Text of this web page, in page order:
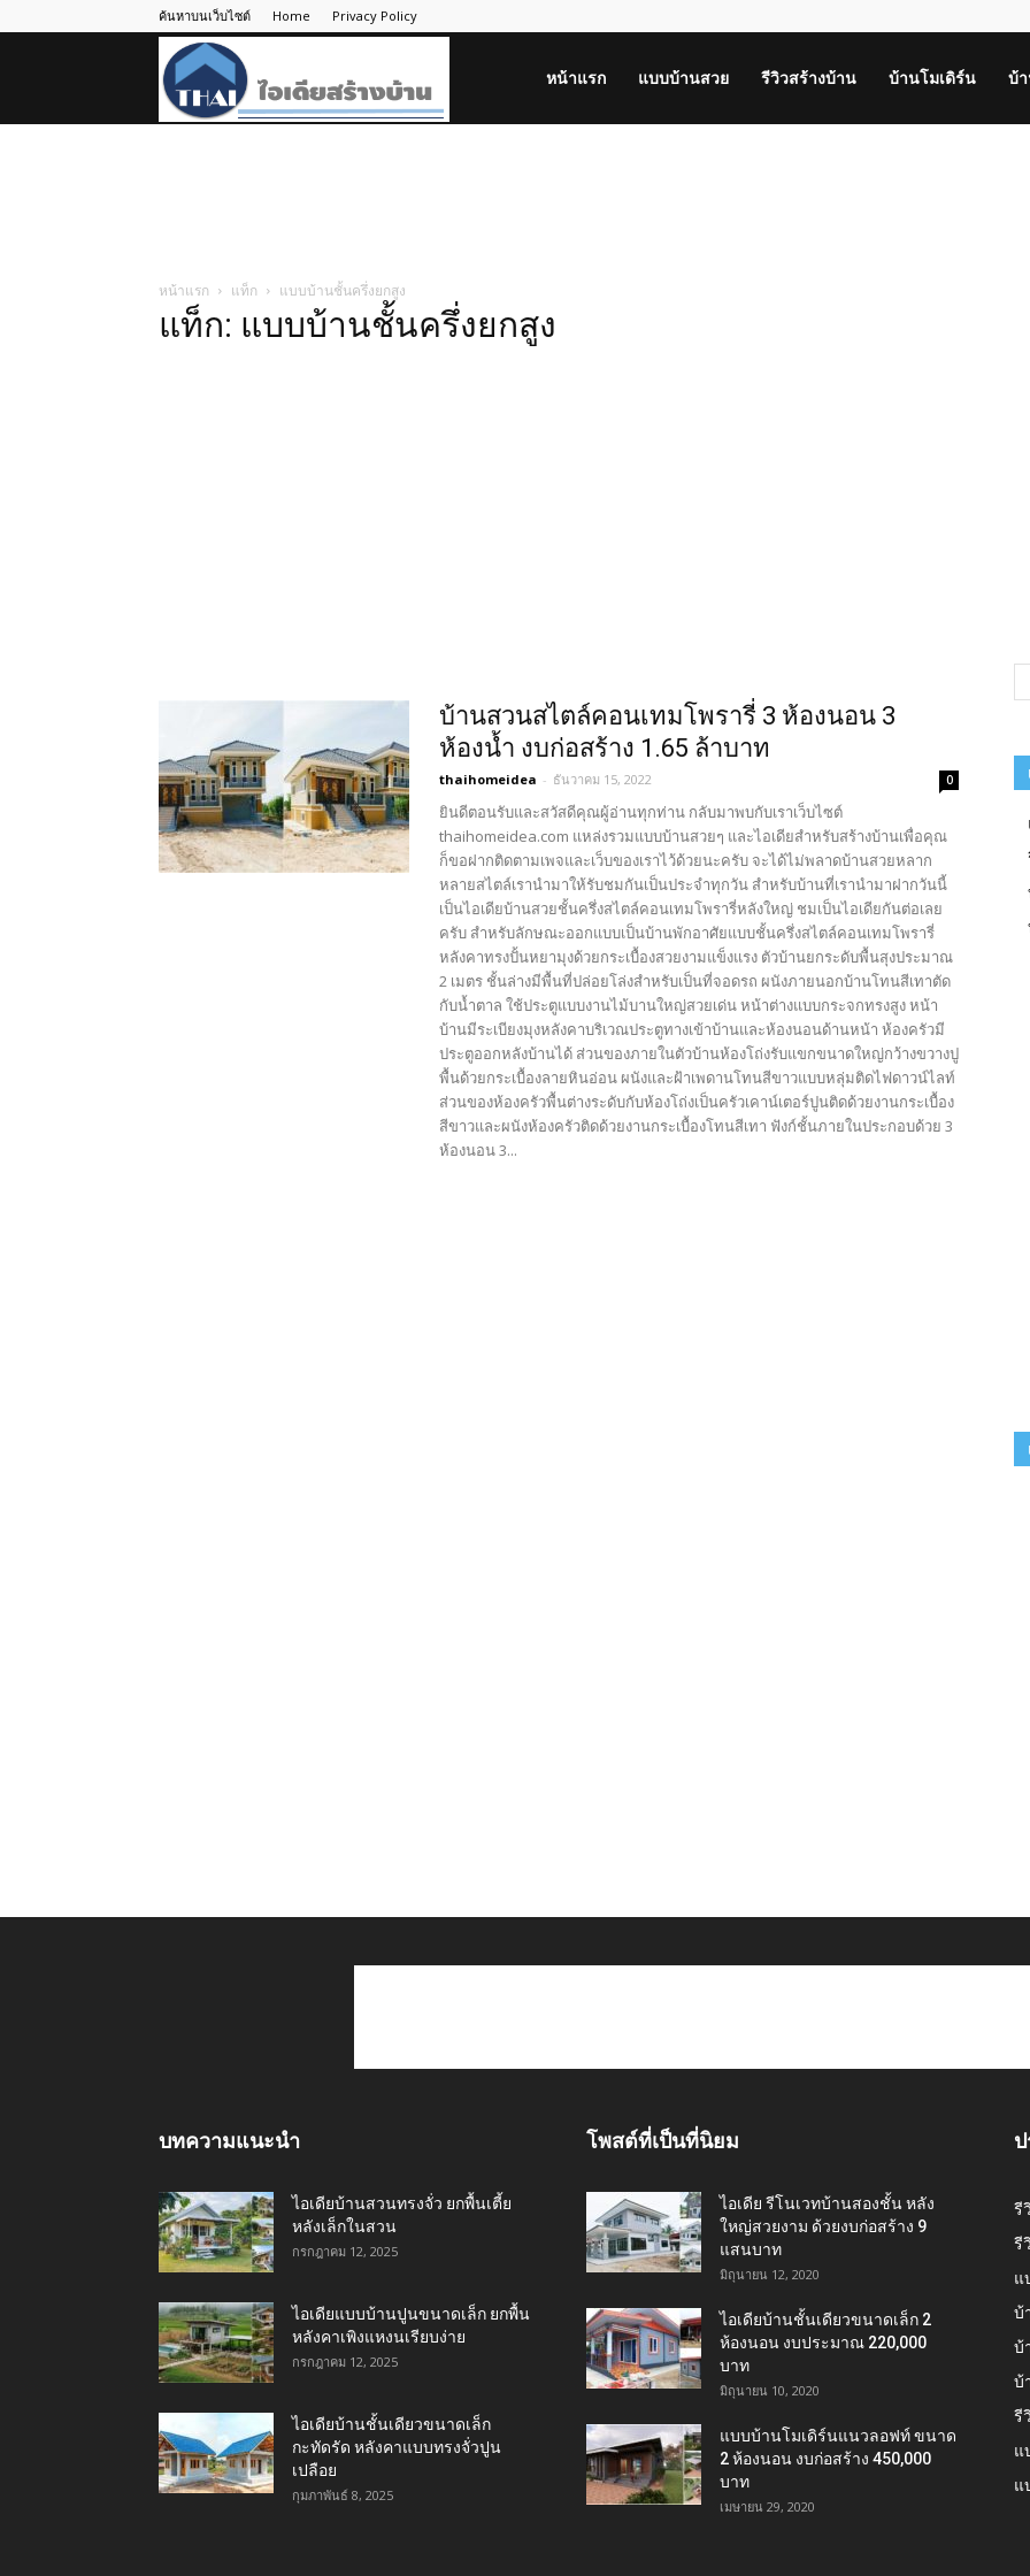
ค้นหาบนเว็บไซต์ Home Privacy Policy
หน้าแรก แบบบ้านสวย รีวิวสร้างบ้าน บ้านโมเดิร์น บ้
หน้าแรก แท็ก แบบบ้านชั้นครึ่งยกสูง
แท็ก: แบบบ้านชั้นครึ่งยกสูง
บ้านสวนสไตล์คอนเทมโพรารี่ 3 ห้องนอน 3
ห้องน้ำ งบก่อสร้าง 1.65 ล้าบาท
thaihomeidea - ธันวาคม 15, 2022 0
ยินดีตอนรับและสวัสดีคุณผู้อ่านทุกท่าน กลับมาพบกับเราเว็บไซต์
thaihomeidea.com แหล่งรวมแบบบ้านสวยๆ และไอเดียสำหรับสร้างบ้านเพื่อคุณ
ก็ขอฝากติดตามเพจและเว็บของเราไว้ด้วยนะครับ จะได้ไม่พลาดบ้านสวยหลาก
หลายสไตล์เรานำมาให้รับชมกันเป็นประจำทุกวัน สำหรับบ้านที่เรานำมาฝากวันนี้
เป็นไอเดียบ้านสวยชั้นครึ่งสไตล์คอนเทมโพรารี่หลังใหญ่ ชมเป็นไอเดียกันต่อเลย
ครับ สำหรับลักษณะออกแบบเป็นบ้านพักอาศัยแบบชั้นครึ่งสไตล์คอนเทมโพรารี่
หลังคาทรงปั้นหยามุงด้วยกระเบื้องสวยงามแข็งแรง ตัวบ้านยกระดับพื้นสุงประมาณ
2 เมตร ชั้นล่างมีพื้นที่ปล่อยโล่งสำหรับเป็นที่จอดรถ ผนังภายนอกบ้านโทนสีเทาตัด
กับน้ำตาล ใช้ประตูแบบงานไม้บานใหญ่สวยเด่น หน้าต่างแบบกระจกทรงสูง หน้า
บ้านมีระเบียงมุงหลังคาบริเวณประตูทางเข้าบ้านและห้องนอนด้านหน้า ห้องครัวมี
ประตูออกหลังบ้านได้ ส่วนของภายในตัวบ้านห้องโถ่งรับแขกขนาดใหญ่กว้างขวางปู
พื้นด้วยกระเบื้องลายหินอ่อน ผนังและฝ้าเพดานโทนสีขาวแบบหลุ่มติดไฟดาวน์ไลท์
ส่วนของห้องครัวพื้นต่างระดับกับห้องโถ่งเป็นครัวเคาน์เตอร์ปูนติดด้วยงานกระเบื้อง
สีขาวและผนังห้องครัวติดด้วยงานกระเบื้องโทนสีเทา ฟังก์ชั้นภายในประกอบด้วย 3
ห้องนอน 3...
บทความแนะนำ
ไอเดียบ้านสวนทรงจั่ว ยกพื้นเตี้ย
หลังเล็กในสวน
กรกฎาคม 12, 2025
ไอเดียแบบบ้านปูนขนาดเล็ก ยกพื้น
หลังคาเพิงแหงนเรียบง่าย
กรกฎาคม 12, 2025
ไอเดียบ้านชั้นเดียวขนาดเล็ก
กะทัดรัด หลังคาแบบทรงจั่วปูน
เปลือย
กุมภาพันธ์ 8, 2025
โพสต์ที่เป็นที่นิยม
ไอเดีย รีโนเวทบ้านสองชั้น หลัง
ใหญ่สวยงาม ด้วยงบก่อสร้าง 9
แสนบาท
มิถุนายน 12, 2020
ไอเดียบ้านชั้นเดียวขนาดเล็ก 2
ห้องนอน งบประมาณ 220,000
บาท
มิถุนายน 10, 2020
แบบบ้านโมเดิร์นแนวลอฟท์ ขนาด
2 ห้องนอน งบก่อสร้าง 450,000
บาท
เมษายน 29, 2020
รี
รี
แ
บ้
บ้
บ้
รี
แ
แ